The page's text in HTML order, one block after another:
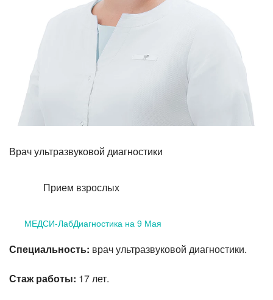
Лазерная коррекция зрения
Врач ультразвуковой диагностики
Прием взрослых
МЕДСИ-ЛабДиагностика на 9 Мая
Специальность: врач ультразвуковой диагностики.
Стаж работы: 17 лет.